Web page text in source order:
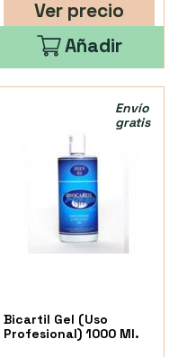
Ver precio
Añadir
Bicartil Gel (Uso
Profesional) 1000 Ml.
Envío
gratis